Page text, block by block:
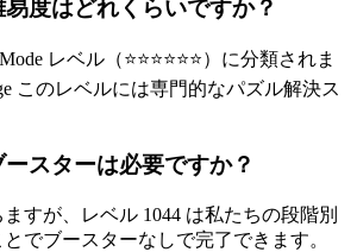
易度はどれくらいですか？
レベル（⭐⭐⭐⭐⭐⭐）に分類されま
このレベルには専門的なパズル解決ス
スターは必要ですか？
すが、レベル 1044 は私たちの段階別
でブースターなしで完了できます。